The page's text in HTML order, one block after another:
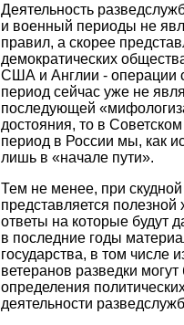
Деятельность
и военный периоды не
правил, а скорее
демократических
США и Англии - операции
период сейчас уже не
последующей
достояния, то в
период в России мы, как
лишь в «начале пути».
Тем не менее, при
представляется
ответы на которые будут
в последние годы
государства, в том числе
ветеранов разведки
определения
деятельности